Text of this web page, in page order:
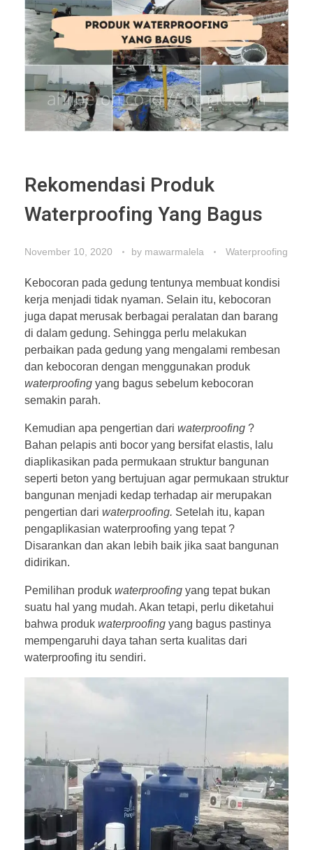
Rekomendasi Produk
Waterproofing Yang Bagus
November 10, 2020 by mawarmalela Waterproofing
Kebocoran pada gedung tentunya membuat kondisi
kerja menjadi tidak nyaman. Selain itu, kebocoran
juga dapat merusak berbagai peralatan dan barang
di dalam gedung. Sehingga perlu melakukan
perbaikan pada gedung yang mengalami rembesan
dan kebocoran dengan menggunakan produk
waterproofing yang bagus sebelum kebocoran
semakin parah.
Kemudian apa pengertian dari waterproofing ?
Bahan pelapis anti bocor yang bersifat elastis, lalu
diaplikasikan pada permukaan struktur bangunan
seperti beton yang bertujuan agar permukaan struktur
bangunan menjadi kedap terhadap air merupakan
pengertian dari waterproofing. Setelah itu, kapan
pengaplikasian waterproofing yang tepat ?
Disarankan dan akan lebih baik jika saat bangunan
didirikan.
Pemilihan produk waterproofing yang tepat bukan
suatu hal yang mudah. Akan tetapi, perlu diketahui
bahwa produk waterproofing yang bagus pastinya
mempengaruhi daya tahan serta kualitas dari
waterproofing itu sendiri.